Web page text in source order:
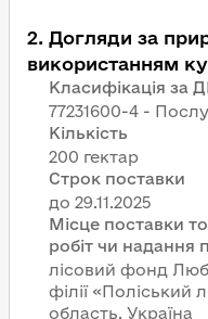
2. Догляди за
використанням
Класифікація за
77231600-4 -
Кількість
200 гектар
Строк поставки
Місце поставки
робіт чи надання
лісовий фонд
філії «Поліський
область, Україна